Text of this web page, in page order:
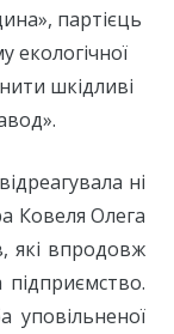
партієць
шкідливі
ні
Ковеля Олега
які впродовж
підприємство.
уповільненої